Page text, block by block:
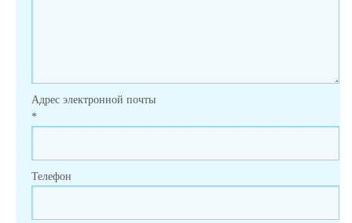
Адрес электронной почты
*
Телефон